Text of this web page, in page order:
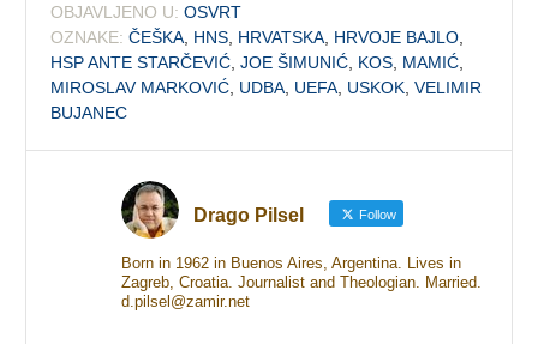
OBJAVLJENO U: OSVRT
OZNAKE: ČEŠKA HNS HRVATSKA HRVOJE BAJLO
HSP ANTE STARČEVIĆ ,JOE ŠIMUNIĆ KOS MAMIĆ
MIROSLAV MARKOVIĆ UDBA UEFA USKOK ,VELIMIR
BUJANEC
Drago Pilsel Follow
Born in 1962 in Buenos Aires, Argentina. Lives in
Zagreb, Croatia. Journalist and Theologian. Married.
d.pilsel@zamir.net